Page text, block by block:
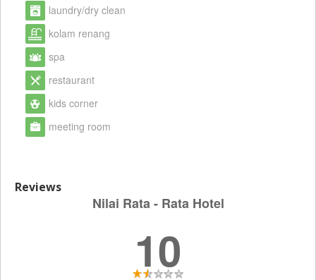
laundry/dry clean
kolam renang
spa
restaurant
kids corner
meeting room
Reviews
Nilai Rata - Rata Hotel
10